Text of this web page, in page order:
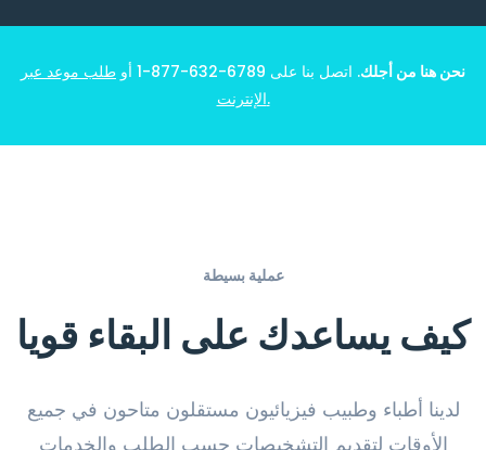
نحن هنا من أجلك. اتصل بنا على 6789-632-877-1 أو
طلب موعد عبر
الإنترنت.
عملية بسيطة
كيف يساعدك على البقاء قويا
لدينا أطباء وطبيب فيزيائيون مستقلون متاحون في جميع
الأوقات لتقديم التشخيصات حسب الطلب والخدمات